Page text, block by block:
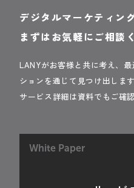
デジタルマーケティン
まずはお気軽にご相談
LANYがお客様と共に考え、
ションを通じて見つけ出します
サービス詳細は資料でもご確
White Paper